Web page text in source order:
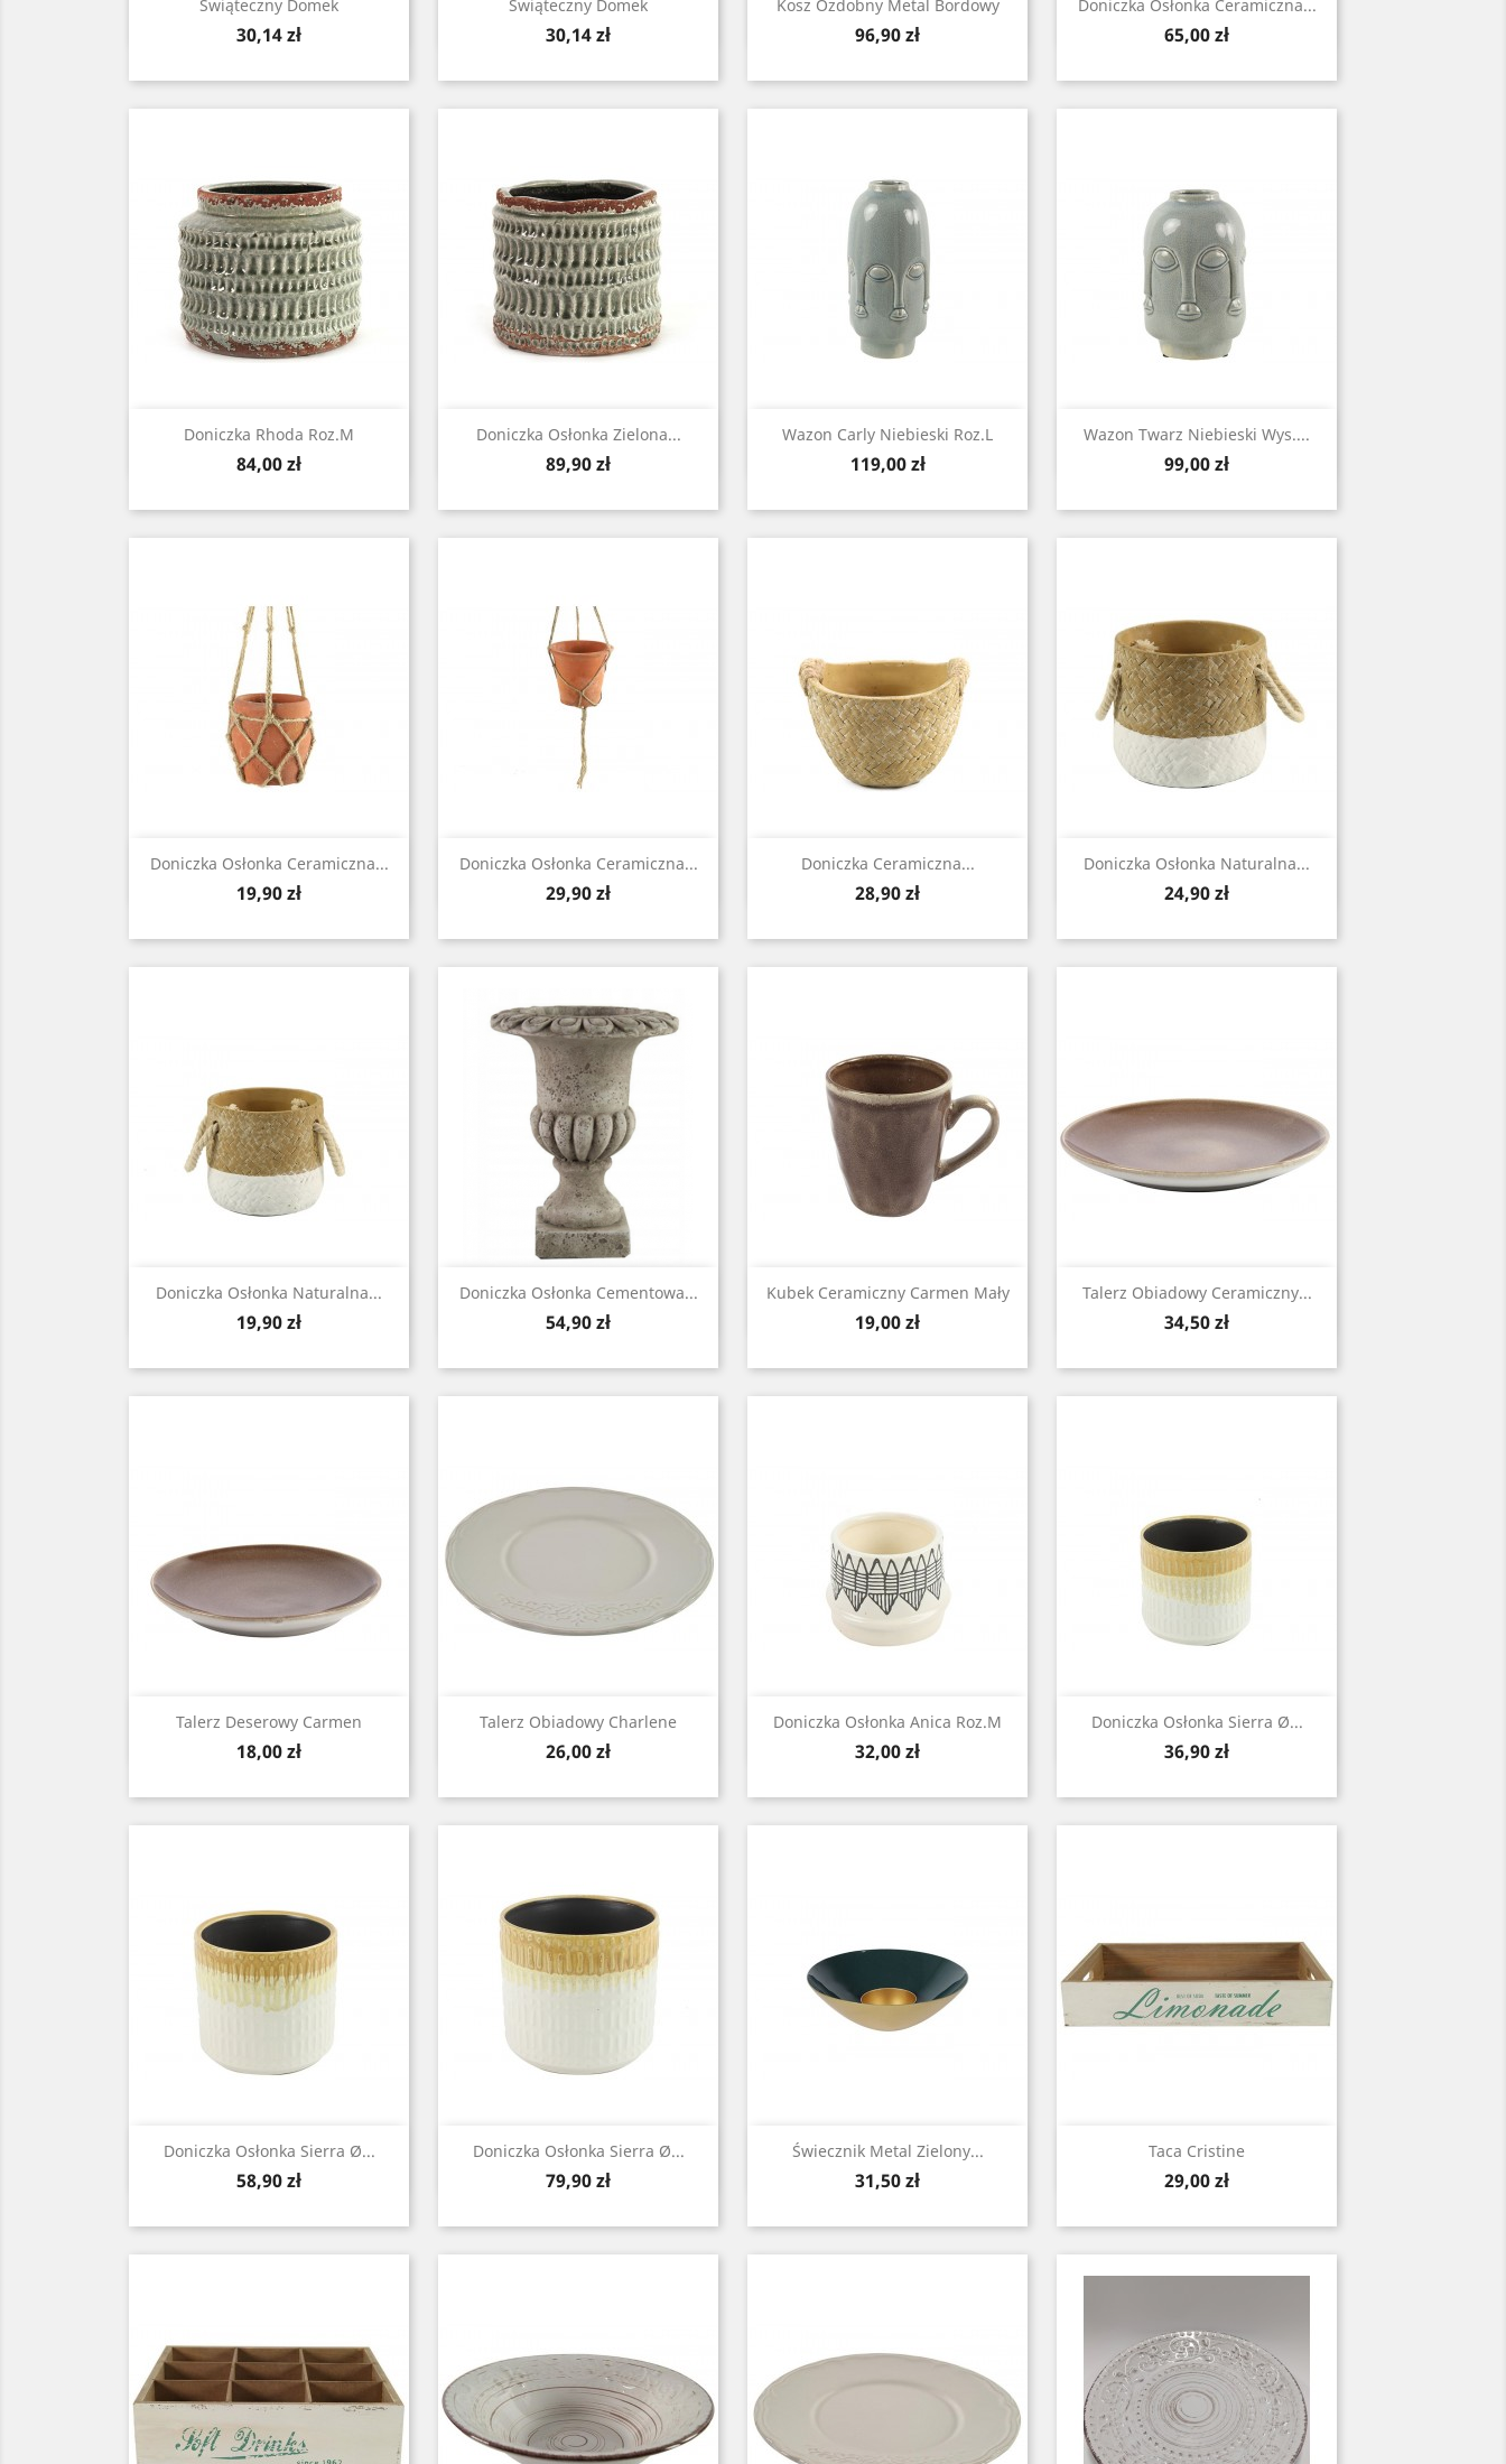
Świąteczny Domek
Cena
30,14 zł
Zobacz Świąteczny Domek
Cena
30,14 zł
Zobacz Kosz Ozdobny Metal Bordowy
Cena
96,90 zł
Zobacz Doniczka Osłonka Ceramiczna...
Cena
65,00 zł
Zobacz
Doniczka Rhoda Roz.M
Cena
84,00 zł
 Zobacz Doniczka Osłonka Zielona...
Cena
89,90 zł
Zobacz Wazon Carly Niebieski Roz.L
Cena
119,00 zł
Zobacz Wazon Twarz Niebieski Wys....
Cena
99,00 zł
Zobacz
Doniczka Osłonka Ceramiczna...
Cena
19,90 zł
Zobacz Doniczka Osłonka Ceramiczna...
Cena
29,90 zł
Zobacz Doniczka Ceramiczna...
Cena
28,90 zł
 Zobacz Doniczka Osłonka Naturalna...
Cena
24,90 zł
Zobacz
Doniczka Osłonka Naturalna...
Cena
19,90 zł
Zobacz Doniczka Osłonka Cementowa...
Cena
54,90 zł
Zobacz Kubek Ceramiczny Carmen Mały
Cena
19,00 zł
Zobacz Talerz Obiadowy Ceramiczny...
Cena
34,50 zł
Zobacz
Talerz Deserowy Carmen
Cena
18,00 zł
Zobacz Talerz Obiadowy Charlene
Cena
26,00 zł
Zobacz Doniczka Osłonka Anica Roz.M
Cena
32,00 zł
Zobacz Doniczka Osłonka Sierra Ø...
Cena
36,90 zł
Zobacz
Doniczka Osłonka Sierra Ø...
Cena
58,90 zł
Zobacz Doniczka Osłonka Sierra Ø...
Cena
79,90 zł
Zobacz Świecznik Metal Zielony...
Cena
31,50 zł
 Zobacz Taca Cristine
Cena
29,00 zł
Zobacz